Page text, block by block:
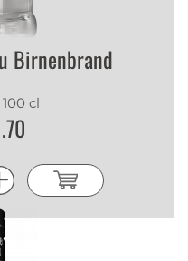
Birnenbrand
cl